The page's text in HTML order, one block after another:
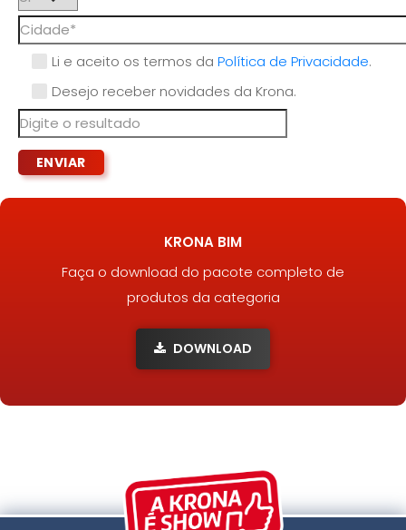
Li e aceito os termos da Política de Privacidade.
Desejo receber novidades da Krona.
KRONA BIM
Faça o download do pacote completo de
produtos da categoria
DOWNLOAD